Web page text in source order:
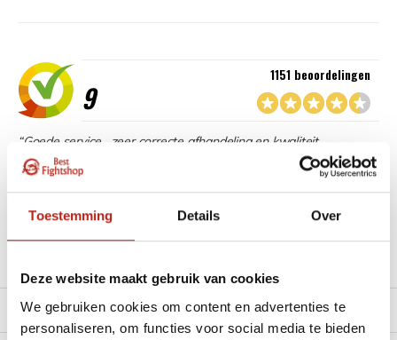
Toestemming Details Over
Deze website maakt gebruik van cookies
We gebruiken cookies om content en advertenties te
personaliseren, om functies voor social media te bieden
9
1151 beoordelingen
“Goede service , zeer correcte afhandeling en kwaliteit
materiaal.”
Beschikbaar in de volgende varianten:
Product tags